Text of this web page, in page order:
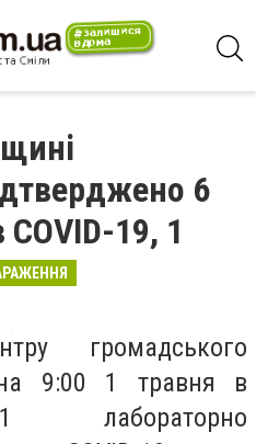
6
19, 1
громадського
на 9:00 1 травня в
лабораторно